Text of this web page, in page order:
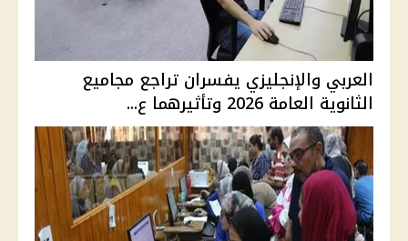
العربي والإنجليزي يفسران تراجع مجاميع
الثانوية العامة 2026 وتأثيرهما ع...